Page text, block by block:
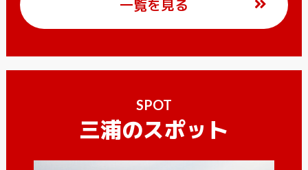
一覧を見る
SPOT
三浦のスポット